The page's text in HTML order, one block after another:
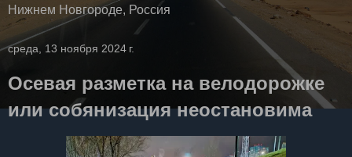
Нижнем Новгороде, Россия
среда, 13 ноября 2024 г.
Осевая разметка на велодорожке
или собянизация неостановима